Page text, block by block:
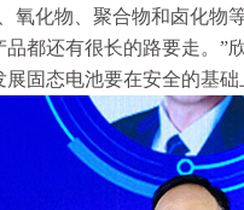
氧化物、聚合物和卤化物
都还有很长的路要走。”
展固态电池要在安全的基